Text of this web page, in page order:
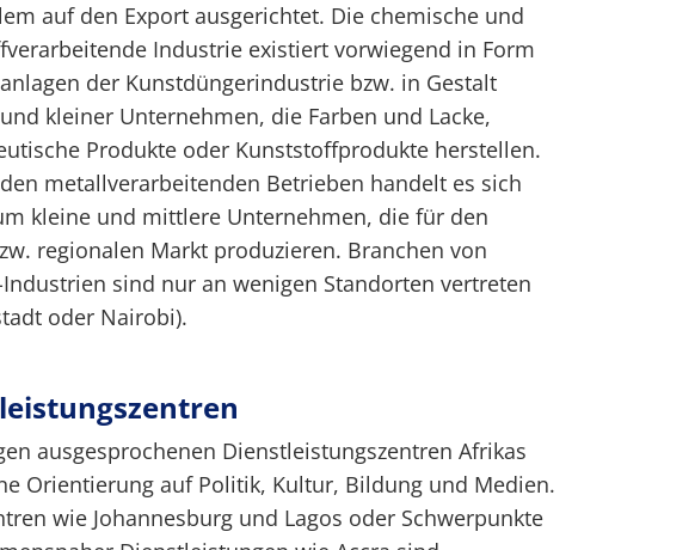
auf den Export ausgerichtet. Die chemische und
Industrie existiert vorwiegend in Form
der Kunstdüngerindustrie bzw. in Gestalt
kleiner Unternehmen, die Farben und Lacke,
Produkte oder Kunststoffprodukte herstellen.
metallverarbeitenden Betrieben handelt es sich
kleine und mittlere Unternehmen, die für den
regionalen Markt produzieren. Branchen von
sind nur an wenigen Standorten vertreten
oder Nairobi).
ausgesprochenen Dienstleistungszentren Afrikas
Orientierung auf Politik, Kultur, Bildung und Medien.
wie Johannesburg und Lagos oder Schwerpunkte